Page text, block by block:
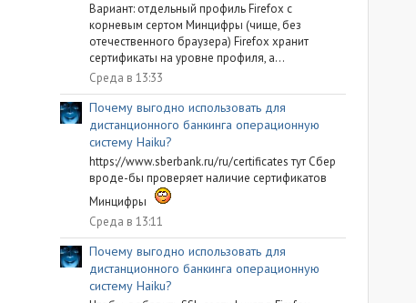
Вариант: отдельный профиль Firefox с
корневым сертом Минцифры (чище, без
отечественного браузера) Firefox хранит
сертификаты на уровне профиля, а...
Среда в 13:33
Почему выгодно использовать для
дистанционного банкинга операционную
систему Haiku?
https://www.sberbank.ru/ru/certificates тут Сбер
вроде-бы проверяет наличие сертификатов
Минцифры
Среда в 13:11
Почему выгодно использовать для
дистанционного банкинга операционную
систему Haiku?